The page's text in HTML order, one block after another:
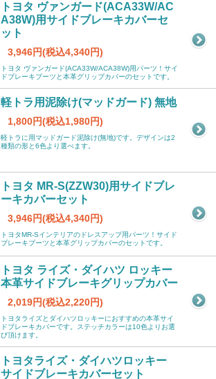
トヨタ ヴァンガード(ACA33W/AC
A38W)用サイドブレーキカバーセ
ット
3,946円(税込4,340円)
トヨタ ヴァンガード(ACA33W/ACA38W)用パーツ！サイ
ドブレーキブーツと本革グリップカバーのセットです。
軽トラ用泥除け(マッドガード) 無地
1,800円(税込1,980円)
軽トラに用マッドガード泥除け(無地)です。デザインは2
種類の形と6色より選べます。
トヨタ MR-S(ZZW30)用サイドブレ
ーキカバーセット
3,946円(税込4,340円)
トヨタMR-Sインテリアのドレスアップ用パーツ！サイド
ブレーキブーツと本革グリップカバーのセットです。
トヨタ ライズ・ダイハツ ロッキー
本革サイドブレーキグリップカバー
2,019円(税込2,220円)
トヨタライズとダイハツロッキーにおすすめの本革サイ
ドブレーキカバーです。ステッチカラーは10色よりお選
び頂けます。
トヨタライズ・ダイハツロッキー
サイドブレーキカバーセット